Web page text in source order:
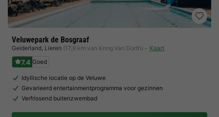
Veluwepark de Bosgraaf
Gelderland, Lieren (17,9 km van Kring Van Dorth) Kaart
7.4 Goed
Idyllische locatie op de Veluwe
Gevarieerd entertainmentprogramma voor gezinnen
Verfrissend buitenzwembad